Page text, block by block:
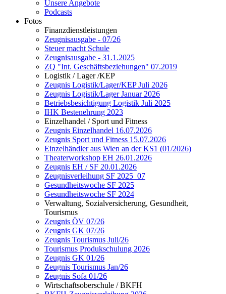
Unsere Angebote
Podcasts
Fotos
Finanzdienstleistungen
Zeugnisausgabe - 07/26
Steuer macht Schule
Zeugnisausgabe - 31.1.2025
ZQ "Int. Geschäftsbeziehungen" 07.2019
Logistik / Lager /KEP
Zeugnis Logistik/Lager/KEP Juli 2026
Zeugnis Logistik/Lager Januar 2026
Betriebsbesichtigung Logistik Juli 2025
IHK Bestenehrung 2023
Einzelhandel / Sport und Fitness
Zeugnis Einzelhandel 16.07.2026
Zeugnis Sport und Fitness 15.07.2026
Einzelhändler aus Wien an der KS1 (01/2026)
Theaterworkshop EH 26.01.2026
Zeugnis EH / SF 20.01.2026
Zeugnisverleihung SF 2025_07
Gesundheitswoche SF 2025
Gesundheitswoche SF 2024
Verwaltung, Sozialversicherung, Gesundheit,
Tourismus
Zeugnis ÖV 07/26
Zeugnis GK 07/26
Zeugnis Tourismus Juli/26
Tourismus Produkschulung 2026
Zeugnis GK 01/26
Zeugnis Tourismus Jan/26
Zeugnis Sofa 01/26
Wirtschaftsoberschule / BKFH